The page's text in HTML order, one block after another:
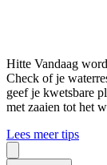
Hitte Vandaag
Check of je
geef je kwetsbare
met zaaien tot het
Lees meer tips